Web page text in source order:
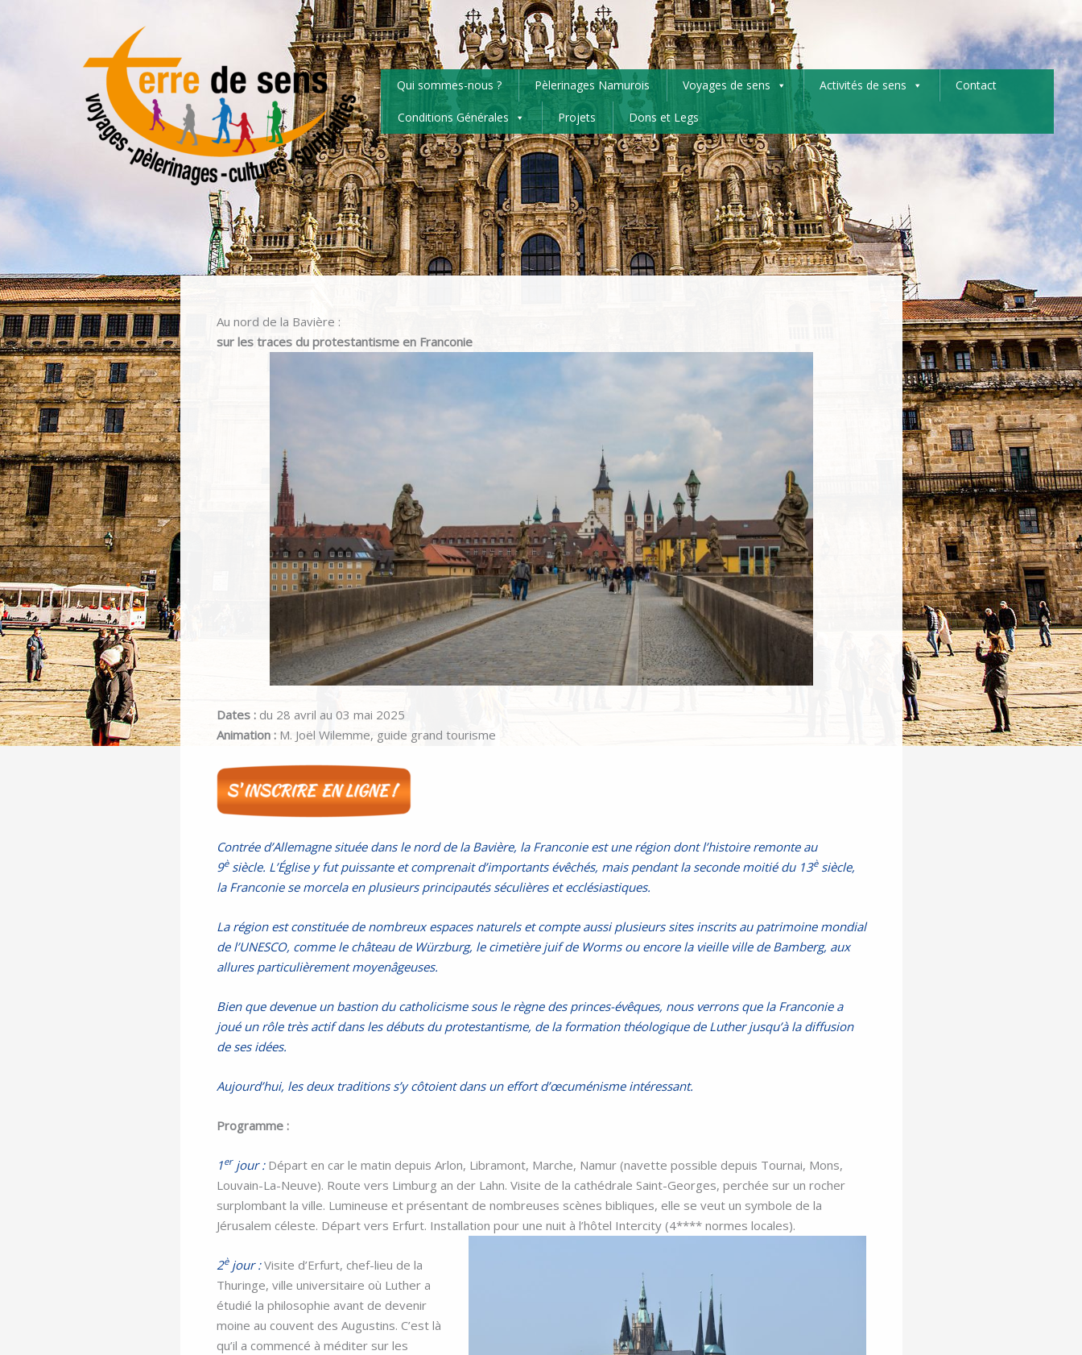
Qui sommes-nous ? Pèlerinages Namurois Voyages de sens Activités de sens Contact
Conditions Générales Projets Dons et Legs
Au nord de la Bavière :
sur les traces du protestantisme en Franconie
Dates :du 28 avril au 03 mai 2025
Animation :M. Joël Wilemme, guide grand tourisme
Contrée d’Allemagne située dans le nord de la Bavière, la Franconie est une région dont l’histoire remonte au
9èsiècle. L’Église y fut puissante et comprenait d’importants évêchés, mais pendant la seconde moitié du 13èsiècle,
la Franconie se morcela en plusieurs principautés séculières et ecclésiastiques.
La région est constituée de nombreux espaces naturels et compte aussi plusieurs sites inscrits au patrimoine mondial
de l’UNESCO, comme le château de Würzburg, le cimetière juif de Worms ou encore la vieille ville de Bamberg, aux
allures particulièrement moyenâgeuses.
Bien que devenue un bastion du catholicisme sous le règne des princes-évêques, nous verrons que la Franconie a
joué un rôle très actif dans les débuts du protestantisme, de la formation théologique de Luther jusqu’à la diffusion
de ses idées.
Aujourd’hui, les deux traditions s’y côtoient dans un effort d’œcuménisme intéressant.
Programme :
1erjour : Départ en car le matin depuis Arlon, Libramont, Marche, Namur (navette possible depuis Tournai, Mons,
Louvain-La-Neuve). Route vers Limburg an der Lahn. Visite de la cathédrale Saint-Georges, perchée sur un rocher
surplombant la ville. Lumineuse et présentant de nombreuses scènes bibliques, elle se veut un symbole de la
Jérusalem céleste. Départ vers Erfurt. Installation pour une nuit à l’hôtel Intercity (4**** normes locales).
2èjour :Visite d’Erfurt, chef-lieu de la
Thuringe, ville universitaire où Luther a
étudié la philosophie avant de devenir
moine au couvent des Augustins. C’est là
qu’il a commencé à méditer sur les